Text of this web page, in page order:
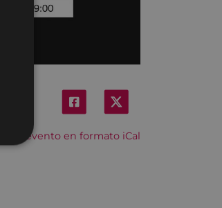
el evento en formato iCal